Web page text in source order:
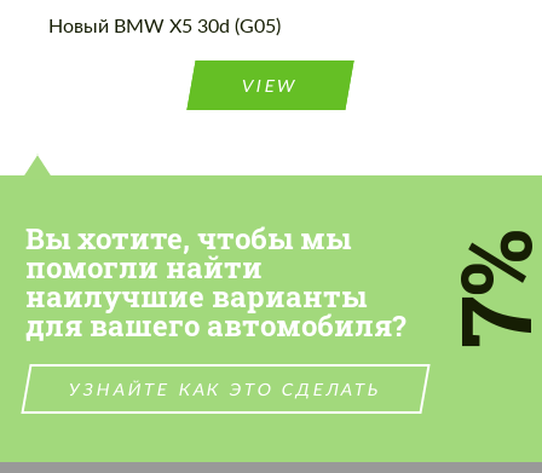
Новый BMW X5 30d (G05)
VIEW
Вы хотите, чтобы мы
помогли найти
наилучшие варианты
для вашего автомобиля?
УЗНАЙТЕ КАК ЭТО СДЕЛАТЬ